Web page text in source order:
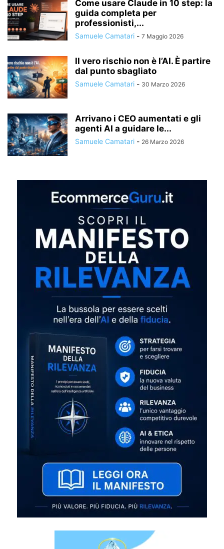
Come usare Claude in 10 step: la
guida completa per
professionisti,...
Samuele Camatari - 7 Maggio 2026
Il vero rischio non è l’AI. È partire
dal punto sbagliato
Samuele Camatari - 30 Marzo 2026
Arrivano i CEO aumentati e gli
agenti AI a guidare le...
Samuele Camatari - 26 Marzo 2026